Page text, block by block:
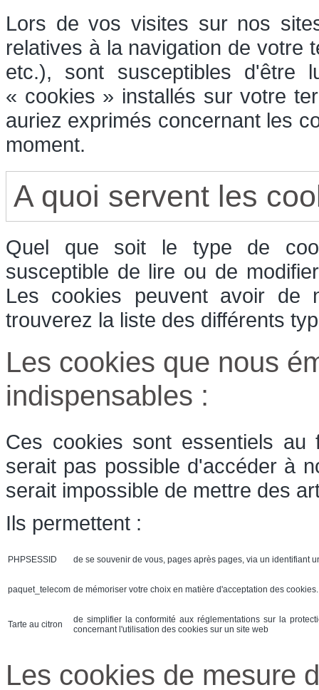
Lors de vos visites sur nos
relatives à la navigation de votre
etc.), sont susceptibles d'être
« cookies » installés sur votre
auriez exprimés concernant les
moment.
A quoi servent les
Quel que soit le type de
susceptible de lire ou de
Les cookies peuvent avoir de
trouverez la liste des différents
Les cookies que nous
indispensables :
Ces cookies sont essentiels
serait pas possible d'accéder à
serait impossible de mettre des
Ils permettent :
PHPSESSID de se souvenir de vous, pages après pages, via un identifiant
paquet_telecom de mémoriser votre choix en matière d'acceptation des
Tarte au citron
de simplifier la conformité aux réglementations sur la
concernant l'utilisation des cookies sur un site web
Les cookies de mesure